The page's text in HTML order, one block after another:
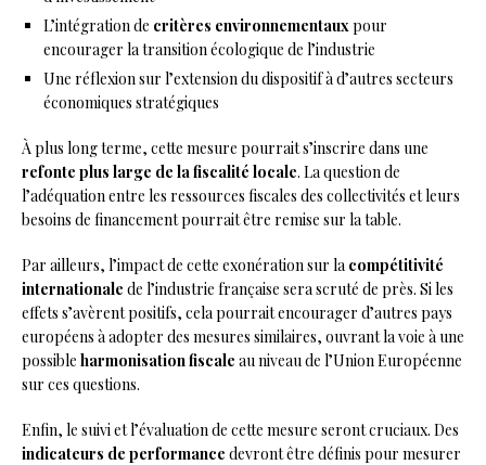
L’intégration de critères environnementaux pour
encourager la transition écologique de l’industrie
Une réflexion sur l’extension du dispositif à d’autres secteurs
économiques stratégiques
À plus long terme, cette mesure pourrait s’inscrire dans une
refonte plus large de la fiscalité locale. La question de
l’adéquation entre les ressources fiscales des collectivités et leurs
besoins de financement pourrait être remise sur la table.
Par ailleurs, l’impact de cette exonération sur la compétitivité
internationale de l’industrie française sera scruté de près. Si les
effets s’avèrent positifs, cela pourrait encourager d’autres pays
européens à adopter des mesures similaires, ouvrant la voie à une
possible harmonisation fiscale au niveau de l’Union Européenne
sur ces questions.
Enfin, le suivi et l’évaluation de cette mesure seront cruciaux. Des
indicateurs de performance devront être définis pour mesurer